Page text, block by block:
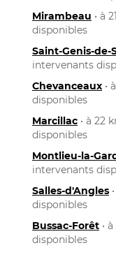
Mirambeau • à
disponibles
Saint-Genis-de-
intervenants
Chevanceaux •
disponibles
Marcillac • à 22
disponibles
Montlieu-la-
intervenants
Salles-d'Angles
disponibles
Bussac-Forêt •
disponibles